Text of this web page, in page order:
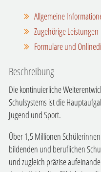
Allgemeine
Zugehörige Leistungen
Formulare und
Beschreibung
Die kontinuierliche
Schulsystems ist die
Jugend und Sport.
Über 1,5 Millionen
bildenden und beruflichen
und zugleich präzise